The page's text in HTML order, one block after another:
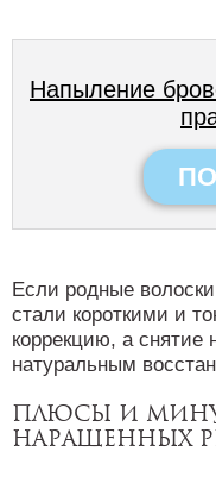
Напыление
Если родные
стали короткими и
коррекцию, а снятие
натуральным
Плюсы и
наращенных